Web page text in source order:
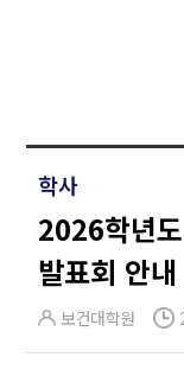
학사
2026학년
발표회 안내
보건대학원